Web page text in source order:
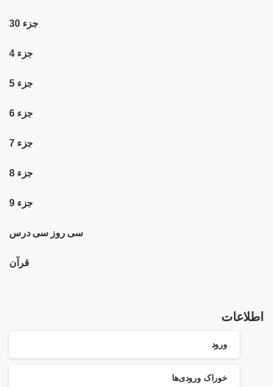
جزء 30
جزء 4
جزء 5
جزء 6
جزء 7
جزء 8
جزء 9
سی روز سی درس
قرآن
اطلاعات
ورود
خوراک ورودی‌ها